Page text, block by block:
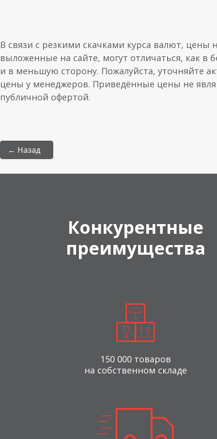
В связи с резкими скачками курса валют, цены
выложенные на сайте, могут отличаться, как в
и в меньшую сторону. Пожалуйста, уточняйте
цены у менеджеров. Приведённые цены не
публичной офертой.
← Назад
Конкурентные
преимущества
150 000 товаров
на собственном складе